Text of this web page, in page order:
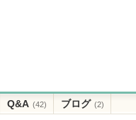
Q&A (42) ブログ (2)